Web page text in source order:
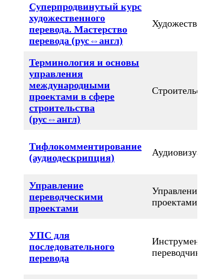
Суперпродвинутый курс
художественного
перевода. Мастерство
перевода (рус⇔англ)
Терминология и основы
управления
международными
проектами в сфере
строительства
(рус⇔англ)
Строительство
Тифлокомментирование
(аудиодескрипция)
Управление
переводческими
проектами
Управление
проектами
УПС для
последовательного
перевода
Инструменты
переводчика